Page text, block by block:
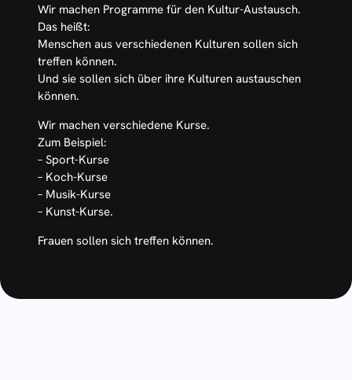
Wir machen Programme für den Kultur-Austausch.
Das heißt:
Menschen aus verschiedenen Kulturen sollen sich
treffen können.
Und sie sollen sich über ihre Kulturen austauschen
können.
Wir machen verschiedene Kurse.
Zum Beispiel:
– Sport-Kurse
– Koch-Kurse
– Musik-Kurse
– Kunst-Kurse.
Frauen sollen sich treffen können.